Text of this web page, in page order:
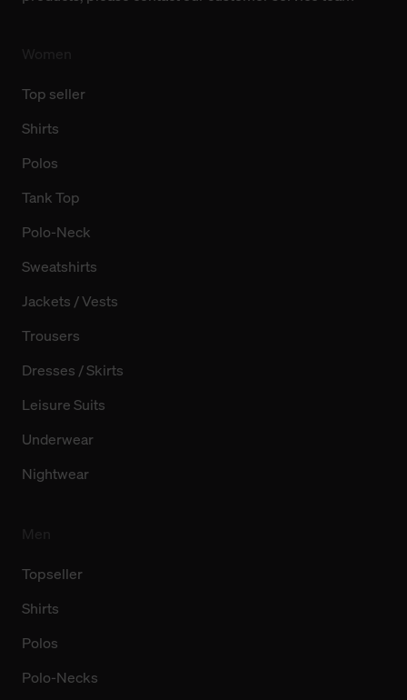
Top seller
Shirts
Polos
Tank Top
Polo-Neck
Sweatshirts
Jackets / Vests
Trousers
Dresses / Skirts
Leisure Suits
Underwear
Nightwear
Topseller
Shirts
Polos
Polo-Necks